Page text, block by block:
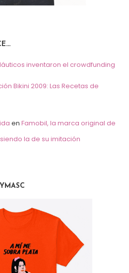
inventaron el crowdfunding
Bikini 2009: Las Recetas de
en Famobil, la marca original de
la de su imitación